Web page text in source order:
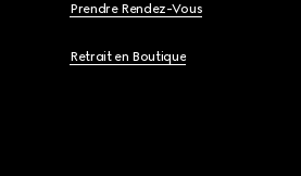
Prendre Rendez-Vous
Retrait en Boutique